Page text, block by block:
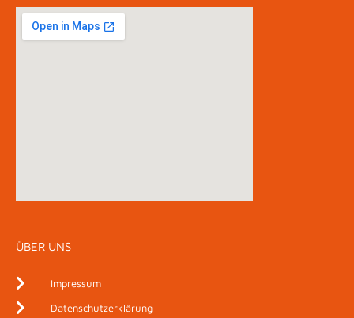
ÜBER UNS
Impressum
Datenschutzerklärung